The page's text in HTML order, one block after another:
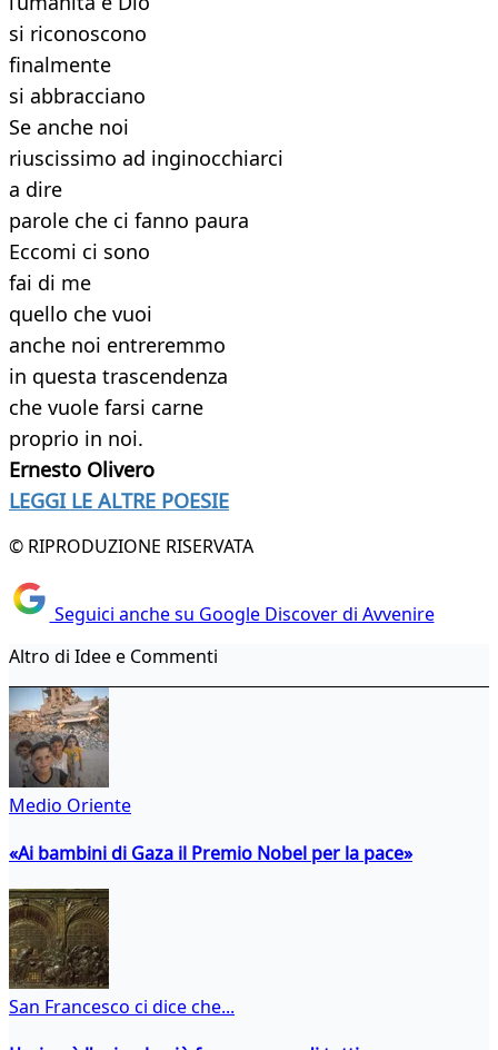
si riconoscono
finalmente
si abbracciano
Se anche noi
riuscissimo ad inginocchiarci
a dire
parole che ci fanno paura
Eccomi ci sono
fai di me
quello che vuoi
anche noi entreremmo
in questa trascendenza
che vuole farsi carne
proprio in noi.
Ernesto Olivero
LEGGI LE ALTRE POESIE
© RIPRODUZIONE RISERVATA
Seguici anche su Google Discover di Avvenire
Altro di Idee e Commenti
Medio Oriente
«Ai bambini di Gaza il Premio Nobel per la pace»
San Francesco ci dice che...